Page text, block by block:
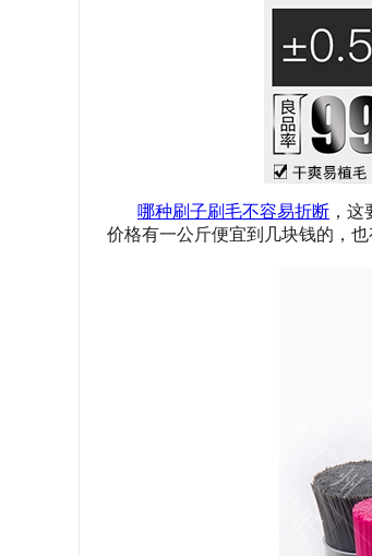
哪种刷子刷毛不容易折断 ，
价格有一公斤便宜到几块钱的，